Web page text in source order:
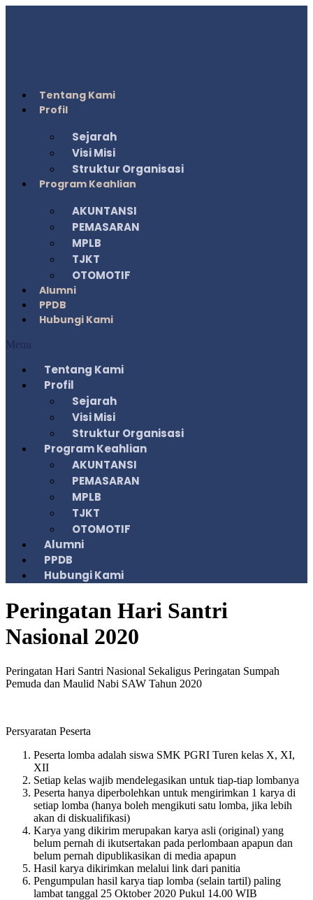
Tentang Kami
Profil
Sejarah
Visi Misi
Struktur Organisasi
Program Keahlian
AKUNTANSI
PEMASARAN
MPLB
TJKT
OTOMOTIF
Alumni
PPDB
Hubungi Kami
Menu
Tentang Kami
Profil
Sejarah
Visi Misi
Struktur Organisasi
Program Keahlian
AKUNTANSI
PEMASARAN
MPLB
TJKT
OTOMOTIF
Alumni
PPDB
Hubungi Kami
Peringatan Hari Santri
Nasional 2020
Peringatan Hari Santri Nasional Sekaligus Peringatan Sumpah
Pemuda dan Maulid Nabi SAW Tahun 2020
Persyaratan Peserta
Peserta lomba adalah siswa SMK PGRI Turen kelas X, XI,
XII
Setiap kelas wajib mendelegasikan untuk tiap-tiap lombanya
Peserta hanya diperbolehkan untuk mengirimkan 1 karya di
setiap lomba (hanya boleh mengikuti satu lomba, jika lebih
akan di diskualifikasi)
Karya yang dikirim merupakan karya asli (original) yang
belum pernah di ikutsertakan pada perlombaan apapun dan
belum pernah dipublikasikan di media apapun
Hasil karya dikirimkan melalui link dari panitia
Pengumpulan hasil karya tiap lomba (selain tartil) paling
lambat tanggal 25 Oktober 2020 Pukul 14.00 WIB